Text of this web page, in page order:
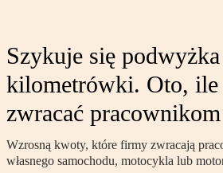
Szykuje się podwyżka
kilometrówki. Oto, ile
zwracać pracownikom
Wzrosną kwoty, które firmy zwracają
własnego samochodu, motocykla lub